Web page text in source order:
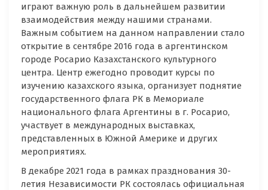
играют важную роль в дальнейшем развитии
взаимодействия между нашими странами.
Важным событием на данном направлении стало
открытие в сентябре 2016 года в аргентинском
городе Росарио Казахстанского культурного
центра. Центр ежегодно проводит курсы по
изучению казахского языка, организует поднятие
государственного флага РК в Мемориале
национального флага Аргентины в г. Росарио,
участвует в международных выставках,
представленных в Южной Америке и других
мероприятиях.
В декабре 2021 года в рамках празднования 30-
летия Независимости РК состоялась официальная